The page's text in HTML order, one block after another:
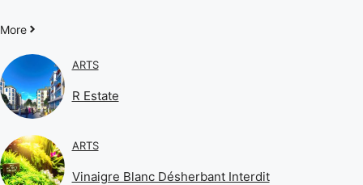
More
ARTS
R Estate
ARTS
Vinaigre Blanc Désherbant Interdit